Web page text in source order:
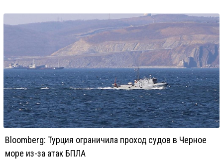
Bloomberg: Турция ограничила проход судов в Черное
море из-за атак БПЛА